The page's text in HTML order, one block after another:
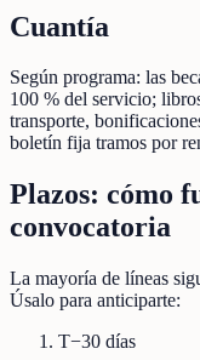
Cuantía
Según programa: las
100 % del servicio;
transporte,
boletín fija tramos por
Plazos: cómo
convocatoria
La mayoría de líneas
Úsalo para anticiparte:
T−30 días